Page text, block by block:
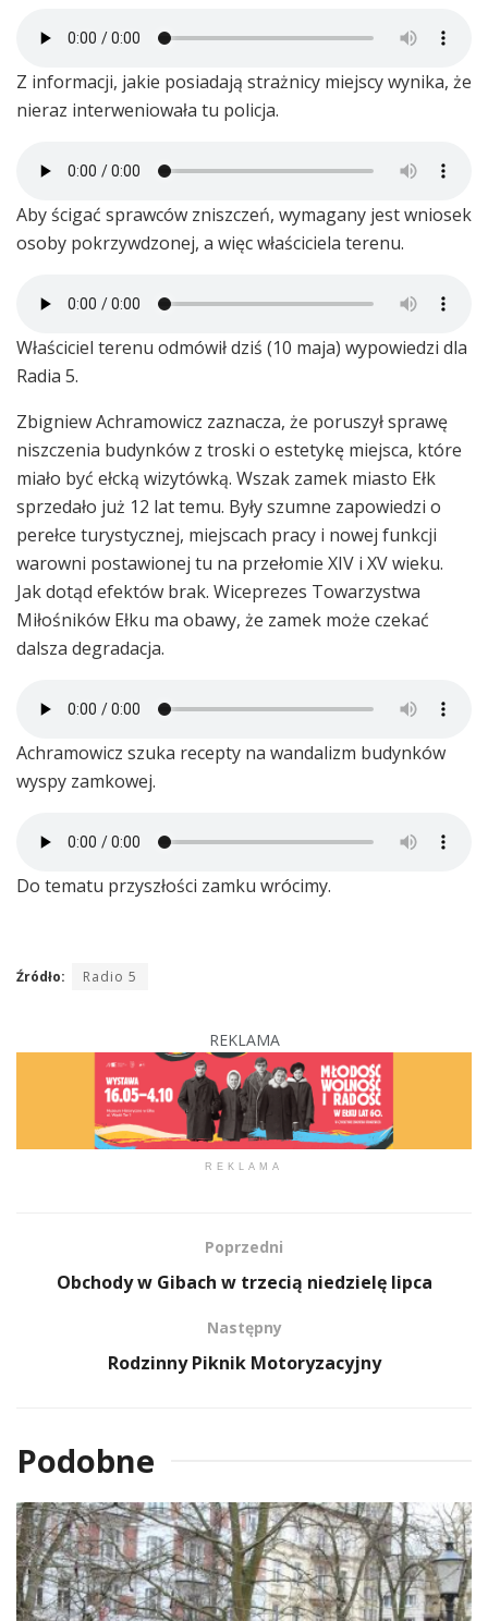
Z informacji, jakie posiadają strażnicy miejscy wynika, że
nieraz interweniowała tu policja.
Aby ścigać sprawców zniszczeń, wymagany jest wniosek
osoby pokrzywdzonej, a więc właściciela terenu.
Właściciel terenu odmówił dziś (10 maja) wypowiedzi dla
Radia 5.
Zbigniew Achramowicz zaznacza, że poruszył sprawę
niszczenia budynków z troski o estetykę miejsca, które
miało być ełcką wizytówką. Wszak zamek miasto Ełk
sprzedało już 12 lat temu. Były szumne zapowiedzi o
perełce turystycznej, miejscach pracy i nowej funkcji
warowni postawionej tu na przełomie XIV i XV wieku.
Jak dotąd efektów brak. Wiceprezes Towarzystwa
Miłośników Ełku ma obawy, że zamek może czekać
dalsza degradacja.
Achramowicz szuka recepty na wandalizm budynków
wyspy zamkowej.
Do tematu przyszłości zamku wrócimy.
Źródło: Radio 5
REKLAMA
REKLAMA
Poprzedni
Obchody w Gibach w trzecią niedzielę lipca
Następny
Rodzinny Piknik Motoryzacyjny
Podobne